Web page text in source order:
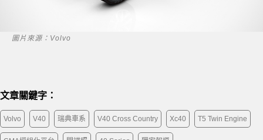
圖片來源：Volvo
文章關鍵字：
Volvo V40 瑞典車系 V40 Cross Country Xc40 T5 Twin Engine